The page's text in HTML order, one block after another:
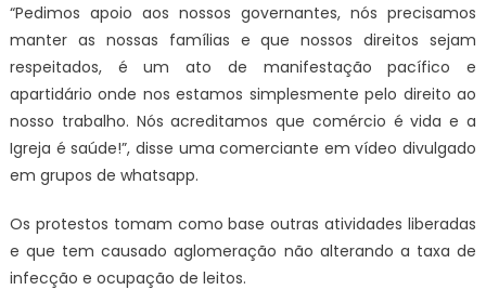
“Pedimos apoio aos nossos governantes, nós precisamos
manter as nossas famílias e que nossos direitos sejam
respeitados, é um ato de manifestação pacífico e
apartidário onde nos estamos simplesmente pelo direito ao
nosso trabalho. Nós acreditamos que comércio é vida e a
Igreja é saúde!”, disse uma comerciante em vídeo divulgado
em grupos de whatsapp.
Os protestos tomam como base outras atividades liberadas
e que tem causado aglomeração não alterando a taxa de
infecção e ocupação de leitos.